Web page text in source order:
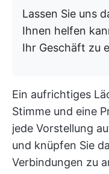
Lassen Sie uns
Ihnen helfen
Ihr Geschäft zu
Ein aufrichtiges
Stimme und eine
jede Vorstellung
und knüpfen Sie
Verbindungen zu